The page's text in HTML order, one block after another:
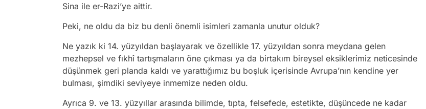
Sina ile er-Razi’ye aittir.
Peki, ne oldu da biz bu denli önemli isimleri zamanla unutur olduk?
Ne yazık ki 14. yüzyıldan başlayarak ve özellikle 17. yüzyıldan sonra meydana gelen
mezhepsel ve fıkhî tartışmaların öne çıkması ya da birtakım bireysel eksiklerimiz neticesinde
düşünmek geri planda kaldı ve yarattığımız bu boşluk içerisinde Avrupa’nın kendine yer
bulması, şimdiki seviyeye inmemize neden oldu.
Ayrıca 9. ve 13. yüzyıllar arasında bilimde, tıpta, felsefede, estetikte, düşüncede ne kadar